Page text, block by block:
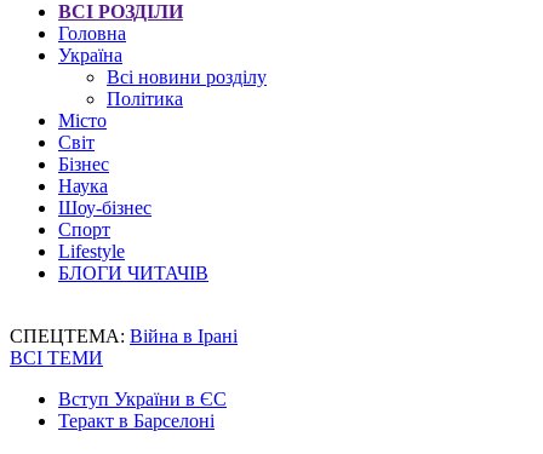
ВСІ РОЗДІЛИ
Головна
Україна
Всі новини розділу
Політика
Місто
Світ
Бізнес
Наука
Шоу-бізнес
Спорт
Lifestyle
БЛОГИ ЧИТАЧІВ
СПЕЦТЕМА: Війна в Ірані
ВСІ ТЕМИ
Вступ України в ЄС
Теракт в Барселоні